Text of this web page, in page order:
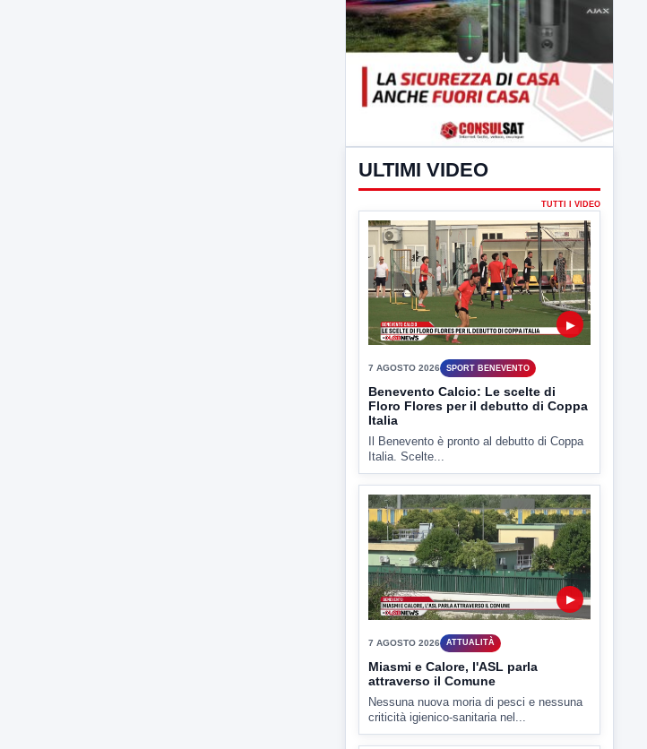
ULTIMI VIDEO
TUTTI I VIDEO
7 AGOSTO 2026 SPORT BENEVENTO
Benevento Calcio: Le scelte di
Floro Flores per il debutto di Coppa
Italia
Il Benevento è pronto al debutto di Coppa
Italia. Scelte...
Miasmi e Calore, l'ASL parla